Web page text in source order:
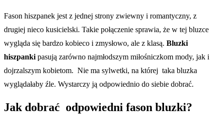
Fason hiszpanek jest z jednej strony zwiewny i romantyczny, z
drugiej nieco kusicielski. Takie połączenie sprawia, że w tej bluzce
wygląda się bardzo kobieco i zmysłowo, ale z klasą. Bluzki
hiszpanki pasują zarówno najmłodszym miłośniczkom mody, jak i
dojrzalszym kobietom. Nie ma sylwetki, na której taka bluzka
wyglądałaby źle. Wystarczy ją odpowiednio do siebie dobrać.
Jak dobrać odpowiedni fason bluzki?